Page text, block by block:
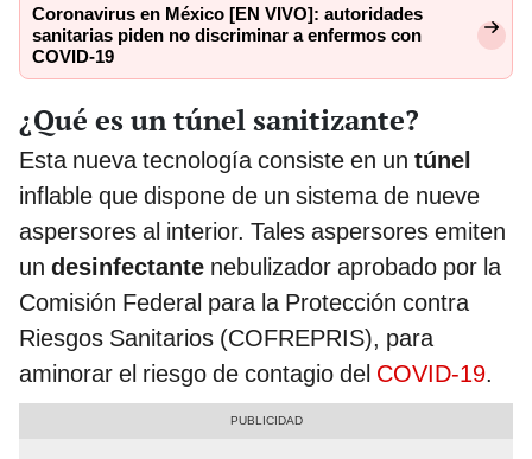
Coronavirus en México [EN VIVO]: autoridades
sanitarias piden no discriminar a enfermos con
COVID-19
¿Qué es un túnel sanitizante?
Esta nueva tecnología consiste en un túnel
inflable que dispone de un sistema de nueve
aspersores al interior. Tales aspersores emiten
un desinfectante nebulizador aprobado por la
Comisión Federal para la Protección contra
Riesgos Sanitarios (COFREPRIS), para
aminorar el riesgo de contagio del COVID-19.